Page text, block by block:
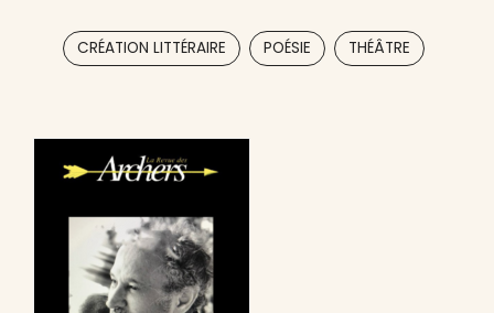
CRÉATION LITTÉRAIRE , POÉSIE , THÉÂTRE